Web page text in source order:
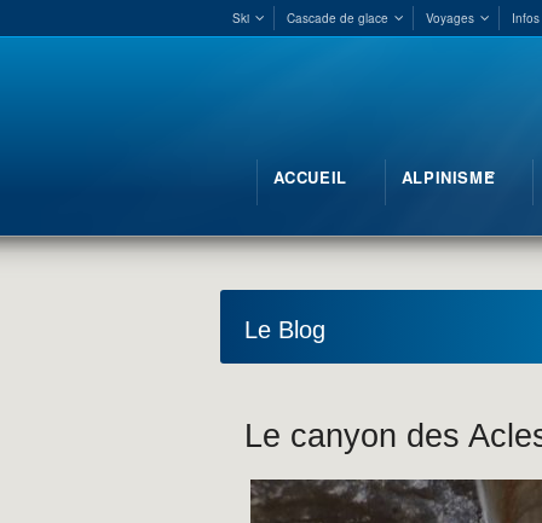
Ski Cascade de glace Voyages Infos
ACCUEIL ALPINISME
Le Blog
Le canyon des